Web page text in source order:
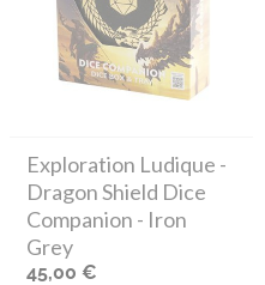
Exploration Ludique -
Dragon Shield Dice
Companion - Iron
Grey
45,00 €